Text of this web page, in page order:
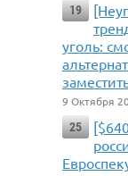
19
уголь:
9 Октября
25